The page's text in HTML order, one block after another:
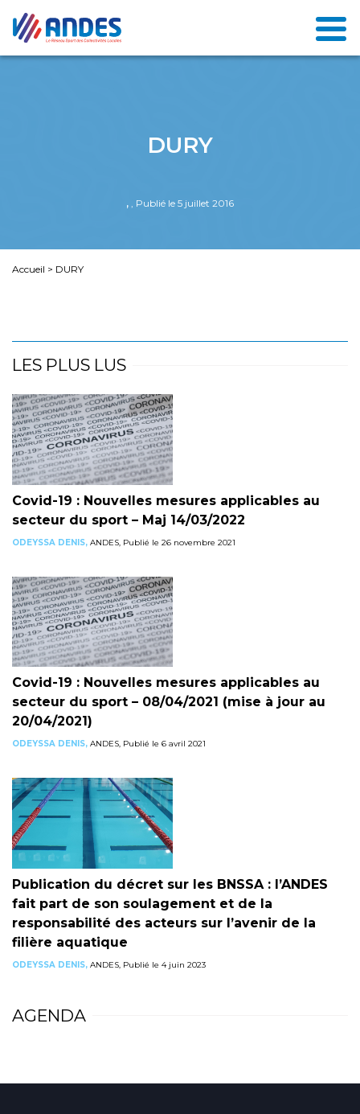
DURY
, , Publié le 5 juillet 2016
Accueil > DURY
LES PLUS LUS
Covid-19 : Nouvelles mesures applicables au
secteur du sport – Maj 14/03/2022
ODEYSSA DENIS, ANDES, Publié le 26 novembre 2021
Covid-19 : Nouvelles mesures applicables au
secteur du sport – 08/04/2021 (mise à jour au
20/04/2021)
ODEYSSA DENIS, ANDES, Publié le 6 avril 2021
Publication du décret sur les BNSSA : l’ANDES
fait part de son soulagement et de la
responsabilité des acteurs sur l’avenir de la
filière aquatique
ODEYSSA DENIS, ANDES, Publié le 4 juin 2023
AGENDA